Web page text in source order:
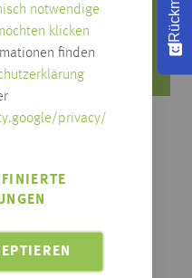
notwendige
klicken
finden
privacy/
Uhr
Uhr